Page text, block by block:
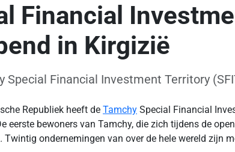
Financial
in Kirgizië
Special Financial Investment Territory
Republiek heeft de Tamchy Special Financial
eerste bewoners van Tamchy, die zich tijdens de
ondernemingen van over de hele wereld zijn